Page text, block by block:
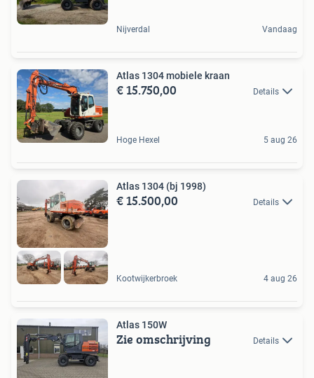
Nijverdal Vandaag
Atlas 1304 mobiele kraan
€ 15.750,00 Details
Hoge Hexel 5 aug 26
Atlas 1304 (bj 1998)
€ 15.500,00 Details
Kootwijkerbroek 4 aug 26
Atlas 150W
Zie omschrijving Details